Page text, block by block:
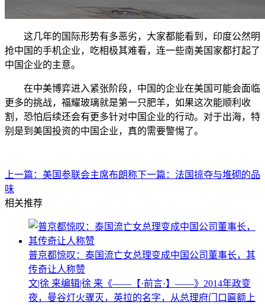
这几年的国际形势有多恶劣，大家都能看到，印度公然明
抢中国的手机企业，吃相极其难看，连一些南美国家都打起了
中国企业的主意。
在中美博弈进入紧张阶段，中国的企业在美国可能会面临
更多的挑战，福耀玻璃就是第一只肥羊，如果这次能顺利收
割，恐怕后续还会有更多针对中国企业的行动。对于出海，特
别是到美国投资的中国企业，真的需要警惕了。
上一篇： 美国参联会主席布朗称下一篇： 法国掠夺与堆砌的品
味
相关推荐
普京都惊叹：泰国流亡女总理变成中国公司董事长，其
传奇让人称赞
文|徐 来编辑|徐 来《——【·前言·】——》2014年政变
夜，曼谷灯火骤灭，英拉的名字，从总理府门口匾额上